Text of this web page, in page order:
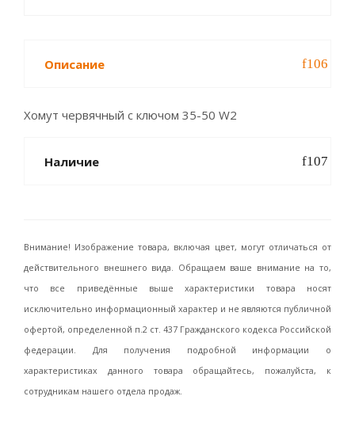
Описание
Хомут червячный с ключом 35-50 W2
Наличие
Внимание! Изображение товара, включая цвет, могут отличаться от
действительного внешнего вида. Обращаем ваше внимание на то,
что все приведённые выше характеристики товара носят
исключительно информационный характер и не являются публичной
офертой, определенной п.2 ст. 437 Гражданского кодекса Российской
федерации. Для получения подробной информации о
характеристиках данного товара обращайтесь, пожалуйста, к
сотрудникам нашего отдела продаж.